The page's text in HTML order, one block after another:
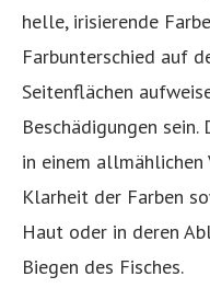
helle, irisierende
Farbunterschied auf
Seitenflächen
Beschädigungen
in einem
Klarheit der Farben
Haut oder in deren
Biegen des Fisches.